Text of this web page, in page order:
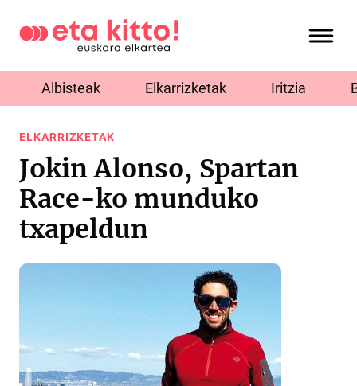
Albisteak Elkarrizketak Iritzia
ELKARRIZKETAK
Jokin Alonso, Spartan
Race-ko munduko
txapeldun